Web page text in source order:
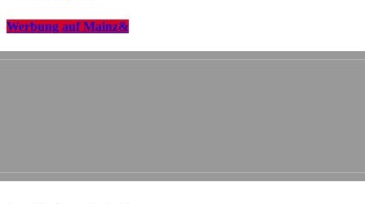
Werbung auf Mainz&